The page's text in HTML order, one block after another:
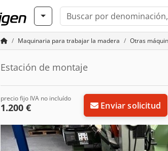
Maquinaria para trabajar la madera Otras
Estación de montaje
precio fijo IVA no incluído
1.200 € Enviar solicitud